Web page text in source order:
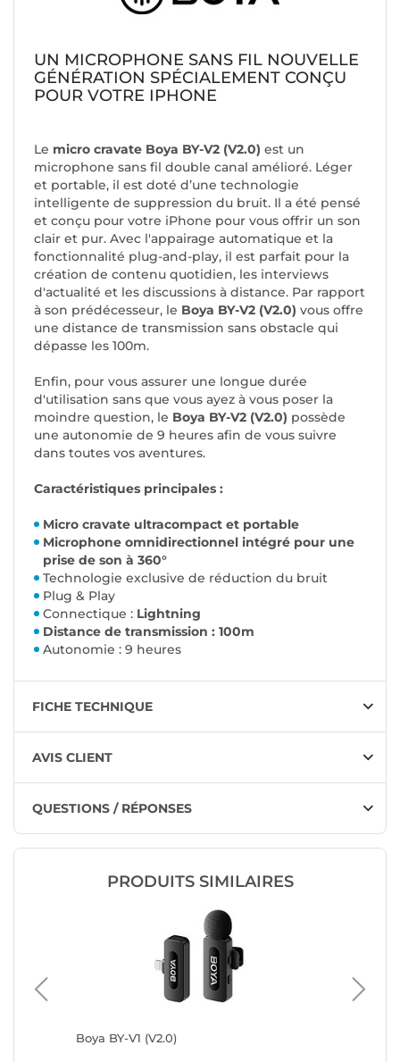
UN MICROPHONE SANS FIL NOUVELLE
GÉNÉRATION SPÉCIALEMENT CONÇU
POUR VOTRE IPHONE
Le micro cravate Boya BY-V2 (V2.0) est un
microphone sans fil double canal amélioré. Léger
et portable, il est doté d’une technologie
intelligente de suppression du bruit. Il a été pensé
et conçu pour votre iPhone pour vous offrir un son
clair et pur. Avec l'appairage automatique et la
fonctionnalité plug-and-play, il est parfait pour la
création de contenu quotidien, les interviews
d'actualité et les discussions à distance. Par rapport
à son prédécesseur, le Boya BY-V2 (V2.0) vous offre
une distance de transmission sans obstacle qui
dépasse les 100m.
Enfin, pour vous assurer une longue durée
d'utilisation sans que vous ayez à vous poser la
moindre question, le Boya BY-V2 (V2.0) possède
une autonomie de 9 heures afin de vous suivre
dans toutes vos aventures.
Caractéristiques principales :
Micro cravate ultracompact et portable
Microphone omnidirectionnel intégré pour une
prise de son à 360°
Technologie exclusive de réduction du bruit
Plug & Play
Connectique : Lightning
Distance de transmission : 100m
Autonomie : 9 heures
FICHE TECHNIQUE
AVIS CLIENT
QUESTIONS / RÉPONSES
PRODUITS SIMILAIRES
Boya BY-V1 (V2.0)